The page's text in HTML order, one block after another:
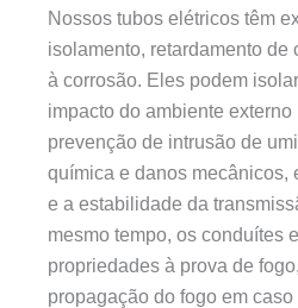
Nossos tubos elétricos têm
isolamento, retardamento de
à corrosão. Eles podem
impacto do ambiente externo
prevenção de intrusão de
química e danos mecânicos,
e a estabilidade da
mesmo tempo, os conduítes
propriedades à prova de
propagação do fogo em